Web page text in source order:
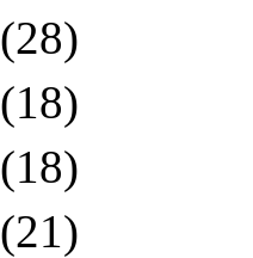
(28)
(18)
(18)
(21)